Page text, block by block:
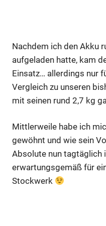
Nachdem ich den Akku
aufgeladen hatte, kam
Einsatz… allerdings nur
Vergleich zu unseren
mit seinen rund 2,7 kg
Mittlerweile habe ich
gewöhnt und wie sein
Absolute nun tagtäglich
erwartungsgemäß für
Stockwerk